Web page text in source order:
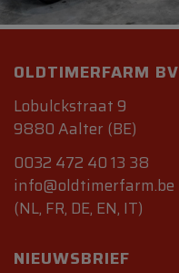
OLDTIMERFARM BV
Lobulckstraat 9
9880 Aalter (BE)
0032 472 40 13 38
info@oldtimerfarm.be
(NL, FR, DE, EN, IT)
NIEUWSBRIEF